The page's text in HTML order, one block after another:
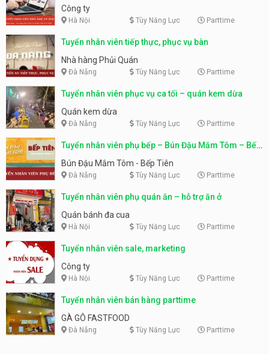
Công ty
Hà Nội Tùy Năng Lực Parttime
Tuyển nhân viên tiếp thực, phục vụ bàn
Nhà hàng Phủi Quán
Đà Nẵng Tùy Năng Lực Parttime
Tuyển nhân viên phục vụ ca tối – quán kem dừa
Quán kem dừa
Đà Nẵng Tùy Năng Lực Parttime
Tuyển nhân viên phụ bếp – Bún Đậu Mắm Tôm – Bếp
Tiên
Bún Đậu Mắm Tôm - Bếp Tiên
Đà Nẵng Tùy Năng Lực Parttime
Tuyển nhân viên phụ quán ăn – hỗ trợ ăn ở
Quán bánh đa cua
Hà Nội Tùy Năng Lực Parttime
Tuyển nhân viên sale, marketing
Công ty
Hà Nội Tùy Năng Lực Parttime
Tuyển nhân viên bán hàng parttime
GÀ GÔ FASTFOOD
Đà Nẵng Tùy Năng Lực Parttime